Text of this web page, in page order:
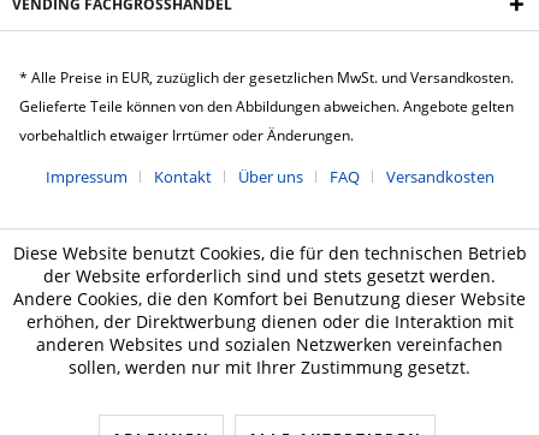
VENDING FACHGROSSHANDEL
* Alle Preise in EUR, zuzüglich der gesetzlichen MwSt. und Versandkosten.
Gelieferte Teile können von den Abbildungen abweichen. Angebote gelten
vorbehaltlich etwaiger Irrtümer oder Änderungen.
Impressum Kontakt Über uns FAQ Versandkosten
Diese Website benutzt Cookies, die für den technischen Betrieb
der Website erforderlich sind und stets gesetzt werden.
Andere Cookies, die den Komfort bei Benutzung dieser Website
erhöhen, der Direktwerbung dienen oder die Interaktion mit
anderen Websites und sozialen Netzwerken vereinfachen
sollen, werden nur mit Ihrer Zustimmung gesetzt.